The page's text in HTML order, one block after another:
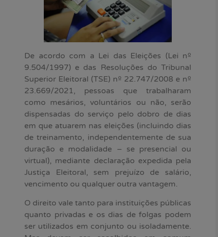
De acordo com a Lei das Eleições (Lei nº
9.504/1997) e das Resoluções do Tribunal
Superior Eleitoral (TSE) nº 22.747/2008 e nº
23.669/2021, pessoas que trabalharam
como mesários, voluntários ou não, serão
dispensadas do serviço pelo dobro de dias
em que atuarem nas eleições (incluindo dias
de treinamento, independentemente de sua
duração e modalidade – se presencial ou
virtual), mediante declaração expedida pela
Justiça Eleitoral, sem prejuízo de salário,
vencimento ou qualquer outra vantagem.
O direito vale tanto para instituições públicas
quanto privadas e os dias de folgas podem
ser utilizados em conjunto ou isoladamente.